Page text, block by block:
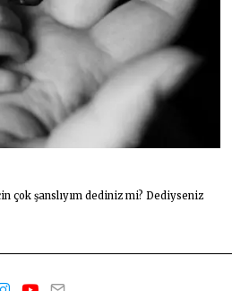
çok şanslıyım dediniz mi? Dediyseniz